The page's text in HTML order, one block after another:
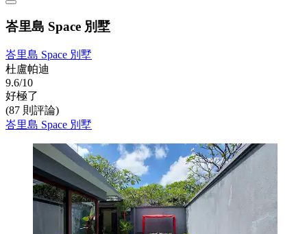
峇里島 Space 別墅
峇里島 Space 別墅
杜盧帕迪
9.6/10
好極了
(87 則評論)
峇里島 Space 別墅